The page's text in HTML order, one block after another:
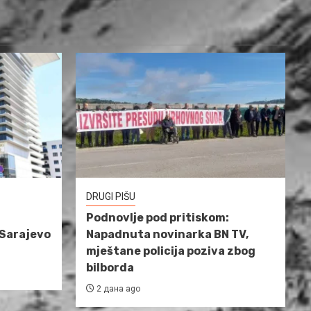
DRUGI PIŠU
Podnovlje pod pritiskom:
Napadnuta novinarka BN TV,
mještane policija poziva zbog
bilborda
2 дана ago